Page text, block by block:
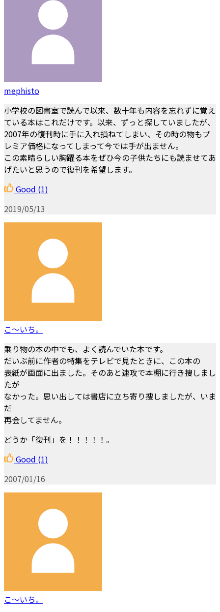
mephisto
小学校の図書室で読んで以来、数十年も内容を忘れずに覚え
ている本はこれだけです。以来、ずっと探していましたが、
2007年の復刊時に手に入れ損ねてしまい、その時の物もプ
レミア価格になってしまって今では手が出ません。
この素晴らしい胸躍る本をぜひ今の子供たちにも読ませてあ
げたいと思うので復刊を希望します。
Good (1)
2019/05/13
こ～いち。
乗り物の本の中でも、よく読んでいた本です。
だいぶ前に作者の特集をテレビで見たときに、この本の
表紙が画面に出ました。そのあと速攻で本棚に行き捜しまし
たが
なかった。思い出しては書店に立ち寄り捜しましたが、いま
だ
再会してません。
どうか「復刊」を！！！！！。
Good (1)
2007/01/16
こ～いち。